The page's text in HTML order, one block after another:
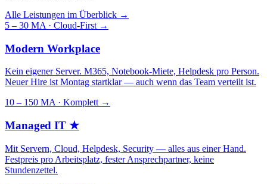
Alle Leistungen im Überblick →
5 – 30 MA · Cloud-First →
Modern Workplace
Kein eigener Server. M365, Notebook-Miete, Helpdesk pro Person.
Neuer Hire ist Montag startklar — auch wenn das Team verteilt ist.
10 – 150 MA · Komplett →
Managed IT ★
Mit Servern, Cloud, Helpdesk, Security — alles aus einer Hand.
Festpreis pro Arbeitsplatz, fester Ansprechpartner, keine
Stundenzettel.